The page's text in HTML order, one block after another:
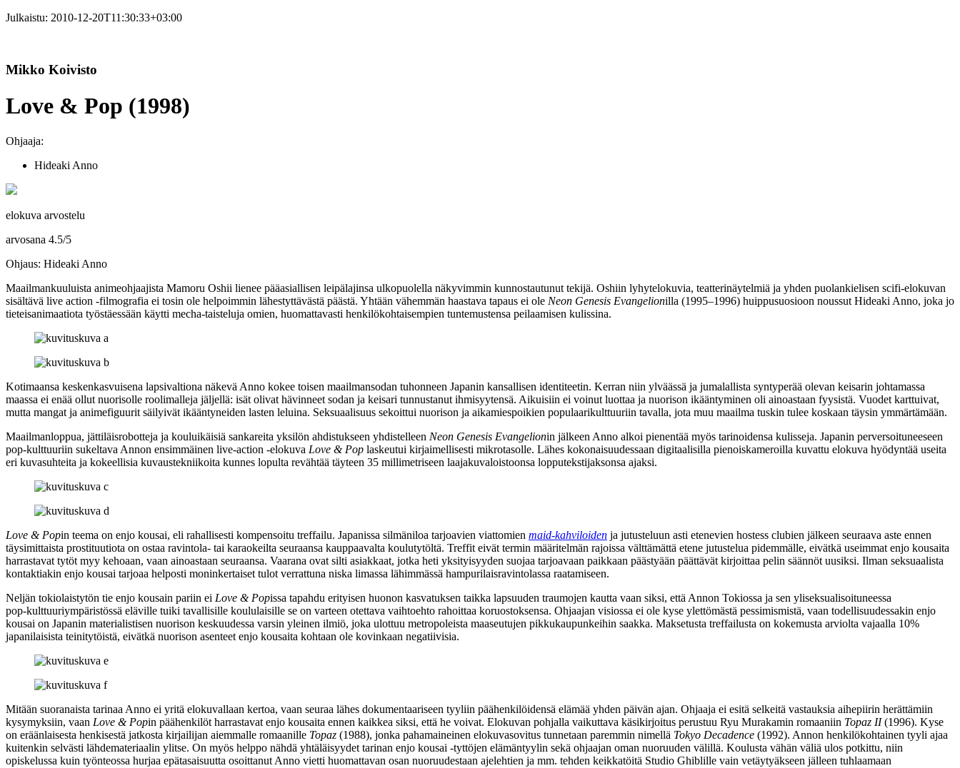
Julkaistu: 2010-12-20T11:30:33+03:00
Mikko Koivisto
Love & Pop (1998)
Ohjaaja:
Hideaki Anno
elokuva arvostelu
arvosana 4.5/5
Ohjaus: Hideaki Anno
Maailmankuuluista animeohjaajista Mamoru Oshii lienee pääasiallisen leipälajinsa ulkopuolella näkyvimmin kunnostautunut tekijä. Oshiin lyhytelokuvia, teatterinäytelmiä ja yhden puolankielisen scifi‑elokuvan
sisältävä live action ‑filmografia ei tosin ole helpoimmin lähestyttävästä päästä. Yhtään vähemmän haastava tapaus ei ole Neon Genesis Evangelionilla (1995–1996) huippusuosioon noussut Hideaki Anno, joka jo
tieteisanimaatiota työstäessään käytti mecha-taisteluja omien, huomattavasti henkilökohtaisempien tuntemustensa peilaamisen kulissina.
Kotimaansa keskenkasvuisena lapsivaltiona näkevä Anno kokee toisen maailmansodan tuhonneen Japanin kansallisen identiteetin. Kerran niin ylväässä ja jumalallista syntyperää olevan keisarin johtamassa
maassa ei enää ollut nuorisolle roolimalleja jäljellä: isät olivat hävinneet sodan ja keisari tunnustanut ihmisyytensä. Aikuisiin ei voinut luottaa ja nuorison ikääntyminen oli ainoastaan fyysistä. Vuodet karttuivat,
mutta mangat ja animefiguurit säilyivät ikääntyneiden lasten leluina. Seksuaalisuus sekoittui nuorison ja aikamiespoikien populaarikulttuuriin tavalla, jota muu maailma tuskin tulee koskaan täysin ymmärtämään.
Maailmanloppua, jättiläisrobotteja ja kouluikäisiä sankareita yksilön ahdistukseen yhdistelleen Neon Genesis Evangelionin jälkeen Anno alkoi pienentää myös tarinoidensa kulisseja. Japanin perversoituneeseen
pop‑kulttuuriin sukeltava Annon ensimmäinen live-action ‑elokuva Love & Pop laskeutui kirjaimellisesti mikrotasolle. Lähes kokonaisuudessaan digitaalisilla pienoiskameroilla kuvattu elokuva hyödyntää useita
eri kuvasuhteita ja kokeellisia kuvaustekniikoita kunnes lopulta revähtää täyteen 35 millimetriseen laajakuvaloistoonsa lopputekstijaksonsa ajaksi.
Love & Popin teema on enjo kousai, eli rahallisesti kompensoitu treffailu. Japanissa silmäniloa tarjoavien viattomien maid-kahviloiden ja jutusteluun asti etenevien hostess clubien jälkeen seuraava aste ennen
täysimittaista prostituutiota on ostaa ravintola‑ tai karaokeilta seuraansa kauppaavalta koulutytöltä. Treffit eivät termin määritelmän rajoissa välttämättä etene jutustelua pidemmälle, eivätkä useimmat enjo kousaita
harrastavat tytöt myy kehoaan, vaan ainoastaan seuraansa. Vaarana ovat silti asiakkaat, jotka heti yksityisyyden suojaa tarjoavaan paikkaan päästyään päättävät kirjoittaa pelin säännöt uusiksi. Ilman seksuaalista
kontaktiakin enjo kousai tarjoaa helposti moninkertaiset tulot verrattuna niska limassa lähimmässä hampurilaisravintolassa raatamiseen.
Neljän tokiolaistytön tie enjo kousain pariin ei Love & Popissa tapahdu erityisen huonon kasvatuksen taikka lapsuuden traumojen kautta vaan siksi, että Annon Tokiossa ja sen yliseksualisoituneessa
pop‑kulttuuriympäristössä eläville tuiki tavallisille koululaisille se on varteen otettava vaihtoehto rahoittaa koruostoksensa. Ohjaajan visiossa ei ole kyse ylettömästä pessimismistä, vaan todellisuudessakin enjo
kousai on Japanin materialistisen nuorison keskuudessa varsin yleinen ilmiö, joka ulottuu metropoleista maaseutujen pikkukaupunkeihin saakka. Maksetusta treffailusta on kokemusta arviolta vajaalla 10%
japanilaisista teinitytöistä, eivätkä nuorison asenteet enjo kousaita kohtaan ole kovinkaan negatiivisia.
Mitään suoranaista tarinaa Anno ei yritä elokuvallaan kertoa, vaan seuraa lähes dokumentaariseen tyyliin päähenkilöidensä elämää yhden päivän ajan. Ohjaaja ei esitä selkeitä vastauksia aihepiirin herättämiin
kysymyksiin, vaan Love & Popin päähenkilöt harrastavat enjo kousaita ennen kaikkea siksi, että he voivat. Elokuvan pohjalla vaikuttava käsikirjoitus perustuu Ryu Murakamin romaaniin Topaz II(1996). Kyse
on eräänlaisesta henkisestä jatkosta kirjailijan aiemmalle romaanille Topaz (1988), jonka pahamaineinen elokuvasovitus tunnetaan paremmin nimellä Tokyo Decadence (1992). Annon henkilökohtainen tyyli ajaa
kuitenkin selvästi lähdemateriaalin ylitse. On myös helppo nähdä yhtäläisyydet tarinan enjo kousai ‑tyttöjen elämäntyylin sekä ohjaajan oman nuoruuden välillä. Koulusta vähän väliä ulos potkittu, niin
opiskelussa kuin työnteossa hurjaa epätasaisuutta osoittanut Anno vietti huomattavan osan nuoruudestaan ajelehtien ja mm. tehden keikkatöitä Studio Ghiblille vain vetäytyäkseen jälleen tuhlaamaan